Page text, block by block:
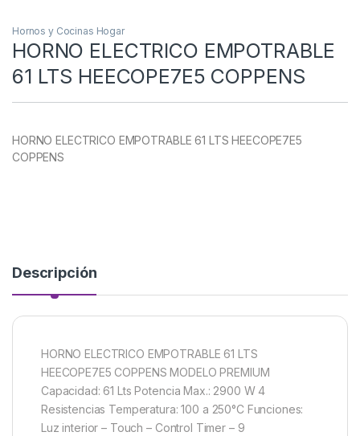
Hornos y Cocinas Hogar
HORNO ELECTRICO EMPOTRABLE
61 LTS HEECOPE7E5 COPPENS
HORNO ELECTRICO EMPOTRABLE 61 LTS HEECOPE7E5
COPPENS
Descripción
HORNO ELECTRICO EMPOTRABLE 61 LTS
HEECOPE7E5 COPPENS MODELO PREMIUM
Capacidad: 61 Lts Potencia Max.: 2900 W 4
Resistencias Temperatura: 100 a 250°C Funciones:
Luz interior – Touch – Control Timer – 9